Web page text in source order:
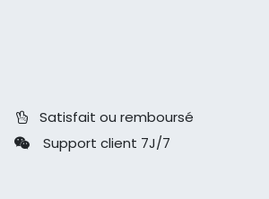
Satisfait ou remboursé
Support client 7J/7